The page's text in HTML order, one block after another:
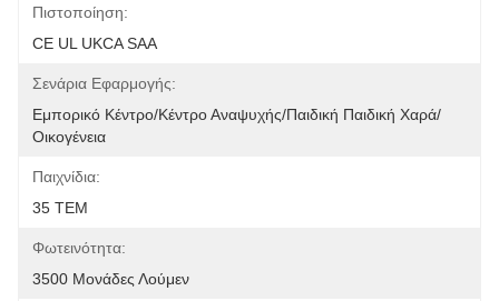
Πιστοποίηση:
CE UL UKCA SAA
Σενάρια Εφαρμογής:
Εμπορικό Κέντρο/Κέντρο Αναψυχής/Παιδική Παιδική Χαρά/
Οικογένεια
Παιχνίδια:
35 ΤΕΜ
Φωτεινότητα:
3500 Μονάδες Λούμεν